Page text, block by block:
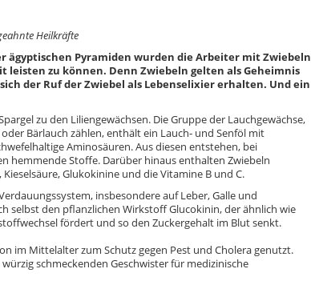
Heilkräfte
ägyptischen Pyramiden wurden die Arbeiter mit Zwiebeln
leisten zu können. Denn Zwiebeln gelten als Geheimnis
der Ruf der Zwiebel als Lebenselixier erhalten. Und ein
zu den Liliengewächsen. Die Gruppe der Lauchgewächse,
Bärlauch zählen, enthält ein Lauch- und Senföl mit
Aminosäuren. Aus diesen entstehen, bei
hemmende Stoffe. Darüber hinaus enthalten Zwiebeln
Glukokinine und die Vitamine B und C.
insbesondere auf Leber, Galle und
selbst den pflanzlichen Wirkstoff Glucokinin, der ähnlich wie
fördert und so den Zuckergehalt im Blut senkt.
im Mittelalter zum Schutz gegen Pest und Cholera genutzt.
schmeckenden Geschwister für medizinische